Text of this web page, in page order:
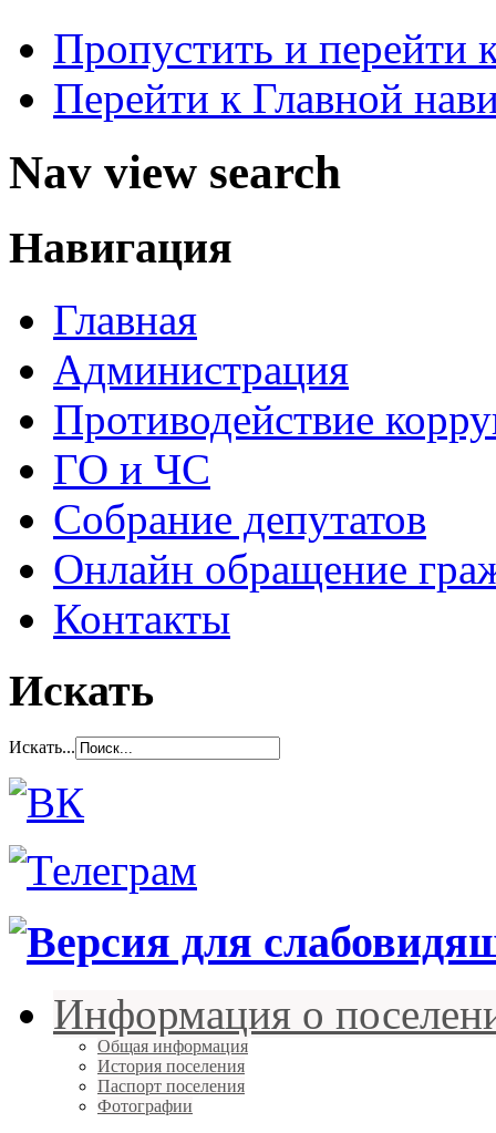
Пропустить и перейти
Перейти к Главной
Nav view search
Навигация
Главная
Администрация
Противодействие
ГО и ЧС
Собрание депутатов
Онлайн обращение
Контакты
Искать
Искать...
Информация о
Общая информация
История поселения
Паспорт поселения
Фотографии